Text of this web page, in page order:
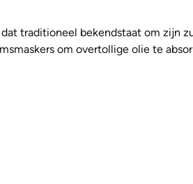
traditioneel bekendstaat om zijn
om overtollige olie te